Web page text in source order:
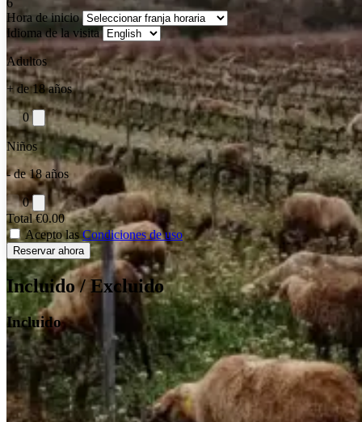
Hora de inicio
Idioma de la visita
Adultos
+ de 18 años
0
Niños
- de 18 años
0
Total €0.00
Acepto lasCondiciones de uso
Reservar ahora
Incluido / Excluido
Incluido